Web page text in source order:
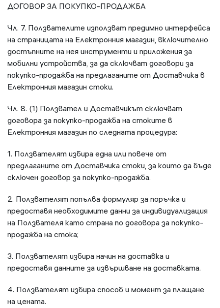
ДОГОВОР ЗА ПОКУПКО-ПРОДАЖБА
Чл. 7. Ползвателите използват предимно интерфейса
на страницата на Електронния магазин, включително
достъпните на нея инструменти и приложения за
мобилни устройства, за да сключват договори за
покупко-продажба на предлаганите от Доставчика в
Електронния магазин стоки.
Чл. 8. (1) Ползвател и Доставчикът сключват
договора за покупко-продажба на стоките в
Електронния магазин по следната процедура:
1. Ползвателят избира една или повече от
предлаганите от Доставчика стоки, за които да бъде
сключен договор за покупко-продажба.
2. Ползвателят попълва формуляр за поръчка и
предоставя необходимите данни за индивидуализация
на Ползвателя като страна по договора за покупко-
продажба на стока;
3. Ползвателят избира начин на доставка и
предоставя данните за извършване на доставката.
4. Ползвателят избира способ и момент за плащане
на цената.